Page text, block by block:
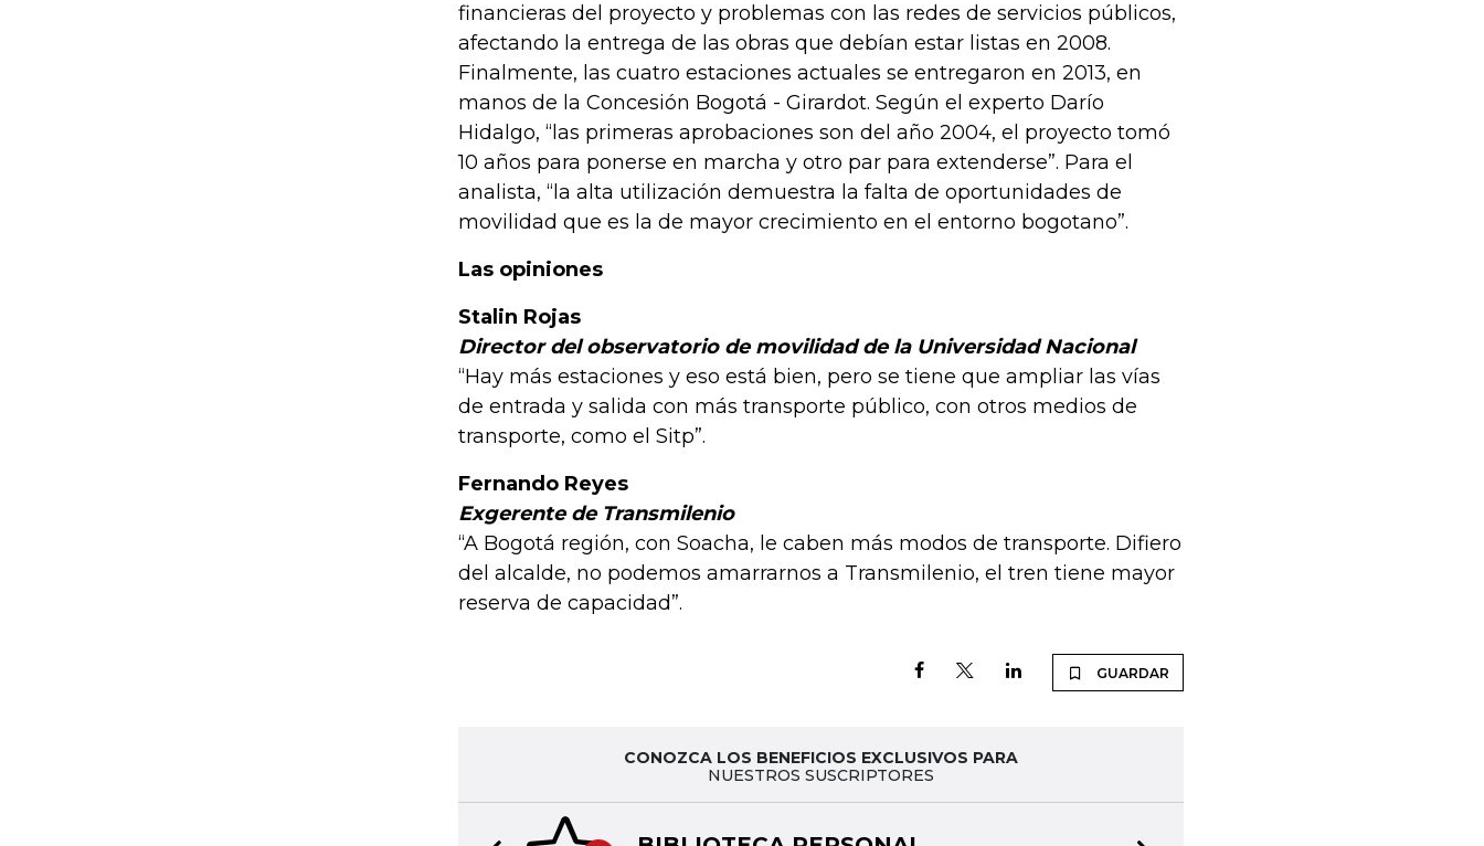
financieras del proyecto y problemas con las redes de servicios públicos,
afectando la entrega de las obras que debían estar listas en 2008.
Finalmente, las cuatro estaciones actuales se entregaron en 2013, en
manos de la Concesión Bogotá - Girardot. Según el experto Darío
Hidalgo, “las primeras aprobaciones son del año 2004, el proyecto tomó
10 años para ponerse en marcha y otro par para extenderse”. Para el
analista, “la alta utilización demuestra la falta de oportunidades de
movilidad que es la de mayor crecimiento en el entorno bogotano”.
Las opiniones
Stalin Rojas
Director del observatorio de movilidad de la Universidad Nacional
“Hay más estaciones y eso está bien, pero se tiene que ampliar las vías
de entrada y salida con más transporte público, con otros medios de
transporte, como el Sitp”.
Fernando Reyes
Exgerente de Transmilenio
“A Bogotá región, con Soacha, le caben más modos de transporte. Difiero
del alcalde, no podemos amarrarnos a Transmilenio, el tren tiene mayor
reserva de capacidad”.
GUARDAR
CONOZCA LOS BENEFICIOS EXCLUSIVOS PARA
NUESTROS SUSCRIPTORES